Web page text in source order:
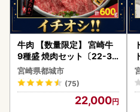
牛肉 【数量限定】 宮崎牛
9種盛 焼肉セット〔22-31
-006-600g〕都城 イチオ
シ!! 牛肉
宮崎県都城市
(75)
22,000